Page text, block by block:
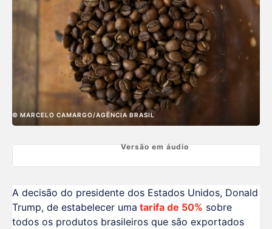
© MARCELO CAMARGO/AGÊNCIA BRASIL
Versão em áudio
A decisão do presidente dos Estados Unidos, Donald
Trump, de estabelecer uma tarifa de 50% sobre
todos os produtos brasileiros que são exportados